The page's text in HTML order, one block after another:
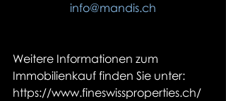
info@mandis.ch
Weitere Informationen zum
Immobilienkauf finden Sie unter:
https://www.fineswissproperties.ch/